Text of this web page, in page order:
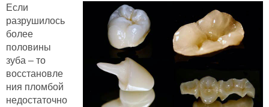
Если
разрушилось
более
половины
зуба – то
восстановле
ния пломбой
недостаточно